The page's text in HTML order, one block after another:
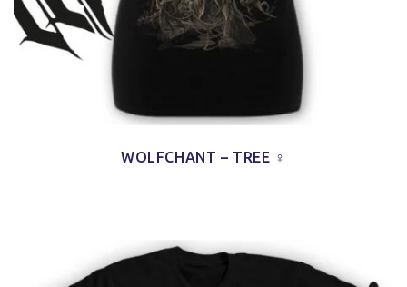
WOLFCHANT – TREE ♀